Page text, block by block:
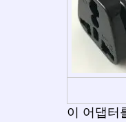
이 어댑터